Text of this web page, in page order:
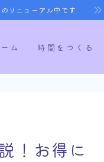
リニューアル中です
ム 時間をつくる
！お得に